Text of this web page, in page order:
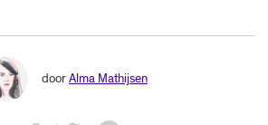
doorAlma Mathijsen